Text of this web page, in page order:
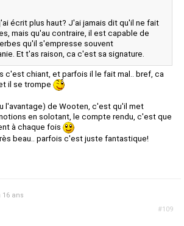
écrit plus haut? J'ai jamais dit qu'il ne fait
mais qu'au contraire, il est capable de
qu'il s'empresse souvent
Et t'as raison, ca c'est sa signature.
c'est chiant, et parfois il le fait mal.. bref, ca
il se trompe
l'avantage) de Wooten, c'est qu'il met
en solotant, le compte rendu, c'est que
à chaque fois
beau.. parfois c'est juste fantastique!
#109
16 ans